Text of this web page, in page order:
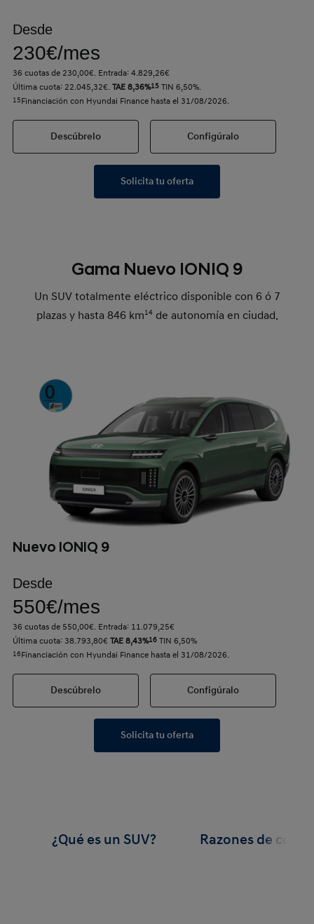
Desde
230€/mes
36 cuotas de 230,00€. Entrada: 4.829,26€
Última cuota: 22.045,32€. TAE 8,36%15TIN 6,50%.
15Financiación con Hyundai Finance hasta el 31/08/2026.
Descúbrelo Configúralo
Solicita tu oferta
Gama Nuevo IONIQ 9
Un SUV totalmente eléctrico disponible con 6 ó 7
plazas y hasta 846 km14de autonomía en ciudad.
Nuevo IONIQ 9
Desde
550€/mes
36 cuotas de 550,00€. Entrada: 11.079,25€
Última cuota: 38.793,80€ TAE 8,43%16TIN 6,50%
16Financiación con Hyundai Finance hasta el 31/08/2026.
Descúbrelo Configúralo
Solicita tu oferta
¿Qué es un SUV? Razones de